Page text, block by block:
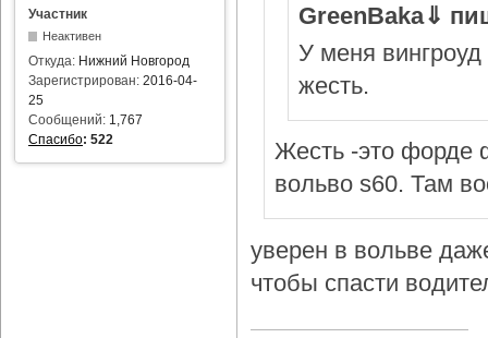
Участник
Неактивен
Откуда: Нижний Новгород
Зарегистрирован: 2016-04-
25
Сообщений: 1,767
Спасибо: 522
GreenBaka⇓
У меня вингроуд
жесть.
Жесть -это форде
вольво s60. Там
уверен в вольве
чтобы спасти